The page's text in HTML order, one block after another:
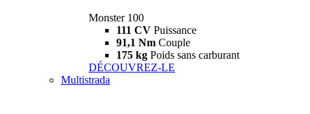
Monster 100
111 CV Puissance
91,1 Nm Couple
175 kg Poids sans carburant
DÉCOUVREZ-LE
Multistrada